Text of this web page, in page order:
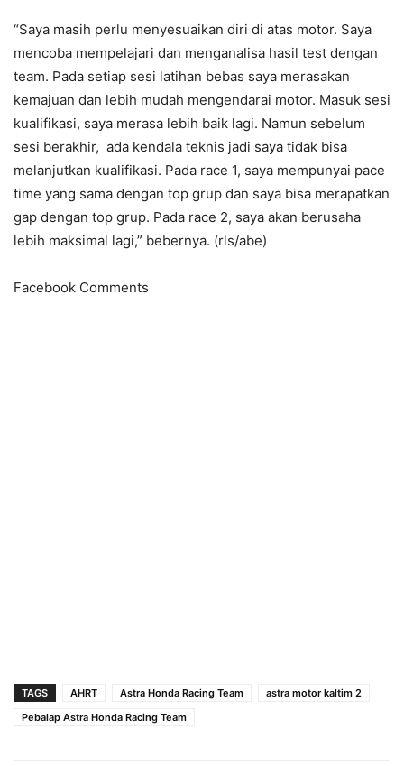
“Saya masih perlu menyesuaikan diri di atas motor. Saya
mencoba mempelajari dan menganalisa hasil test dengan
team. Pada setiap sesi latihan bebas saya merasakan
kemajuan dan lebih mudah mengendarai motor. Masuk sesi
kualifikasi, saya merasa lebih baik lagi. Namun sebelum
sesi berakhir, ada kendala teknis jadi saya tidak bisa
melanjutkan kualifikasi. Pada race 1, saya mempunyai pace
time yang sama dengan top grup dan saya bisa merapatkan
gap dengan top grup. Pada race 2, saya akan berusaha
lebih maksimal lagi,” bebernya. (rls/abe)
Facebook Comments
TAGS AHRT Astra Honda Racing Team
astra motor kaltim 2
Pebalap Astra Honda Racing Team